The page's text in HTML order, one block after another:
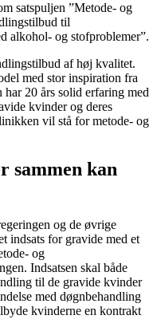
satspuljen ”Metode- og
til
alkohol- og stofproblemer”.
af høj kvalitet.
med stor inspiration fra
20 års solid erfaring med
kvinder og deres
vil stå for metode- og
sammen kan
og de øvrige
indsats for gravide med et
og
Indsatsen skal både
til de gravide kvinder
med døgnbehandling
kvinderne en kontrakt